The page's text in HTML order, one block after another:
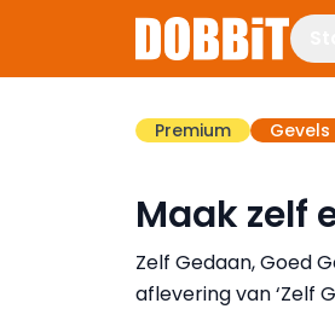
Premium Gevels
Maak zelf
Zelf Gedaan, Goed
aflevering van ‘Zelf